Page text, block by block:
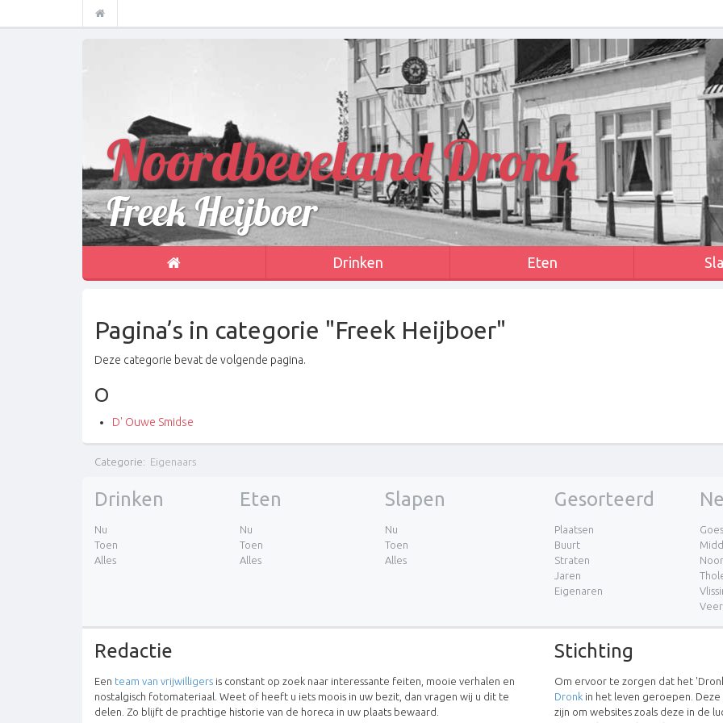
Noordbeveland Dronk
Freek Heijboer
Drinken Eten
Pagina’s in categorie "Freek Heijboer"
Deze categorie bevat de volgende pagina.
O
D' Ouwe Smidse
Categorie: Eigenaars
Drinken
Nu
Toen
Alles
Eten
Nu
Toen
Alles
Slapen
Nu
Toen
Alles
Gesorteerd
Plaatsen
Buurt
Straten
Jaren
Eigenaren
Goes
Redactie
Een team van vrijwilligers is constant op zoek naar interessante feiten, mooie verhalen en
nostalgisch fotomateriaal. Weet of heeft u iets moois in uw bezit, dan vragen wij u dit te
delen. Zo blijft de prachtige historie van de horeca in uw plaats bewaard.
Stichting
Om ervoor te zorgen dat het
Dronk in het leven geroepen.
zijn om websites zoals deze in de